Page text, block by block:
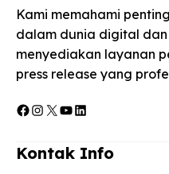
Kami memahami
dalam dunia digital
menyediakan layanan
press release yang
Facebook
Instagram
X YouTube
LinkedIn
Kontak Info